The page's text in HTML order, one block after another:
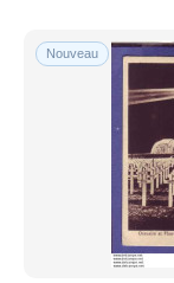
Nouveau